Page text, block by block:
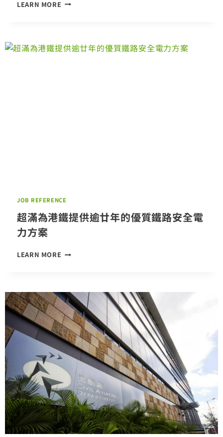
LEARN MORE
的
JOB REFERENCE
超滿為港鐵提供逾廿年的優質鐵路安全電
力方案
LEARN MORE 超
鐵
提
供
逾
廿
年
的
優
質
鐵
路
安
全
電
力